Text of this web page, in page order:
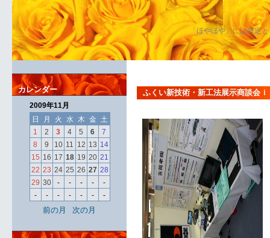
「ほやほや」には肯定
ふくい新技術・新工法展示商談会
カレンダー
2009年11月
日
月 火 水 木 金 土
1
2 3 4 5 6
7
8
9 10 11 12 13 14
15 16 17 18 19 20 21
22 23 24 25 26 27 28
29 30 - - - -
-
-
- - - - - -
前の月 次の月